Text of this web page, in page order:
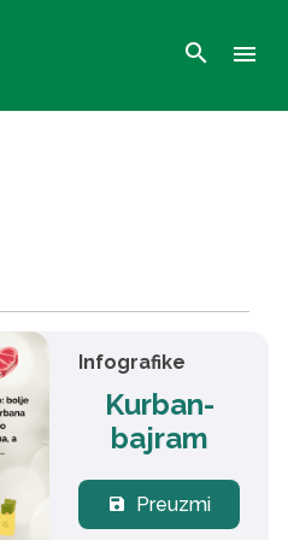
search menu
Infografike
Kurban-
bajram
save Preuzmi